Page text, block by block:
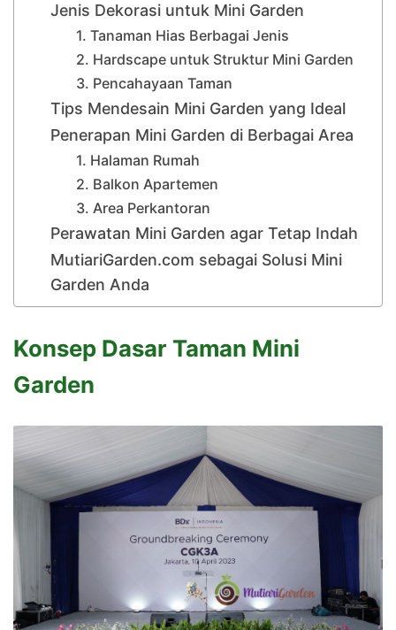
Jenis Dekorasi untuk Mini Garden
1. Tanaman Hias Berbagai Jenis
2. Hardscape untuk Struktur Mini Garden
3. Pencahayaan Taman
Tips Mendesain Mini Garden yang Ideal
Penerapan Mini Garden di Berbagai Area
1. Halaman Rumah
2. Balkon Apartemen
3. Area Perkantoran
Perawatan Mini Garden agar Tetap Indah
MutiariGarden.com sebagai Solusi Mini
Garden Anda
Konsep Dasar Taman Mini
Garden